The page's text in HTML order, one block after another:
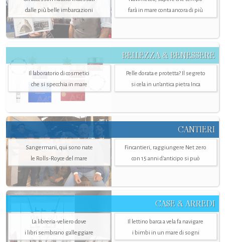
dalle più belle imbarcazioni
farà in mare conta ancora di più
BELLEZZA & BENESSERE
Il laboratorio di cosmetici
che si specchia in mare
Pelle dorata e protetta? Il segreto
si cela in un’antica pietra Inca
CANTIERI
Sangermani, qui sono nate
le Rolls-Royce del mare
Fincantieri, raggiungere Net zero
con 15 anni d'anticipo si può
CASE & ARREDI
La libreria-veliero dove
i libri sembrano galleggiare
Il lettino barca a vela fa navigare
i bimbi in un mare di sogni